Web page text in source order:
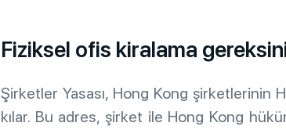
Fiziksel ofis kiralama
Şirketler Yasası, Hong Kong şirketlerinin
kılar. Bu adres, şirket ile Hong Kong